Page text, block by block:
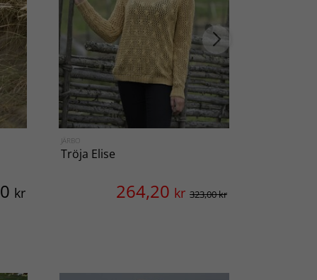
kr
JÄRBO
Tröja Elise
264,20 kr 323,00 kr